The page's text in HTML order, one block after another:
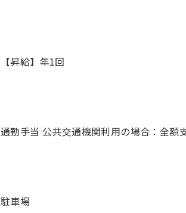
【昇給】年1回
通勤手当 公共交通機関利用の場合：全
駐車場